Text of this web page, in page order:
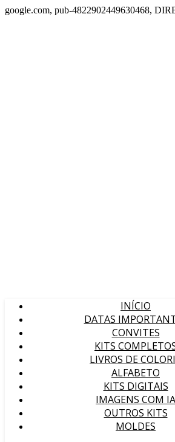
google.com, pub-4822902449630468,
INÍCIO
DATAS
CONVITES
KITS
LIVROS DE
ALFABETO
KITS DIGITAIS
IMAGENS COM IA
OUTROS KITS
MOLDES